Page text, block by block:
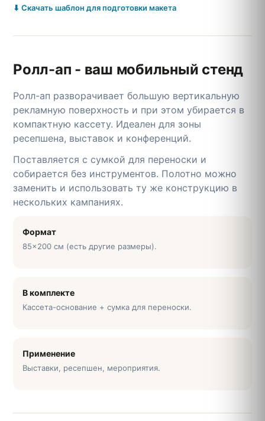
⬇ Скачать шаблон для подготовки макета
Ролл-ап - ваш мобильный стенд
Ролл-ап разворачивает большую вертикальную
рекламную поверхность и при этом убирается в
компактную кассету. Идеален для зоны
ресепшена, выставок и конференций.
Поставляется с сумкой для переноски и
собирается без инструментов. Полотно можно
заменить и использовать ту же конструкцию в
нескольких кампаниях.
Формат
85×200 см (есть другие размеры).
В комплекте
Кассета-основание + сумка для переноски.
Применение
Выставки, ресепшен, мероприятия.